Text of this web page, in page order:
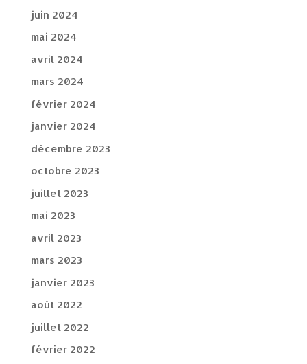
juin 2024
mai 2024
avril 2024
mars 2024
février 2024
janvier 2024
décembre 2023
octobre 2023
juillet 2023
mai 2023
avril 2023
mars 2023
janvier 2023
août 2022
juillet 2022
février 2022